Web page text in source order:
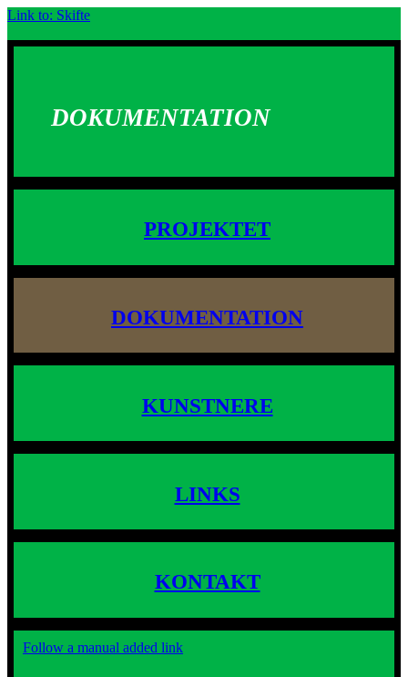
Link to: Skifte
DOKUMENTATION
PROJEKTET
DOKUMENTATION
KUNSTNERE
LINKS
KONTAKT
Follow a manual added link